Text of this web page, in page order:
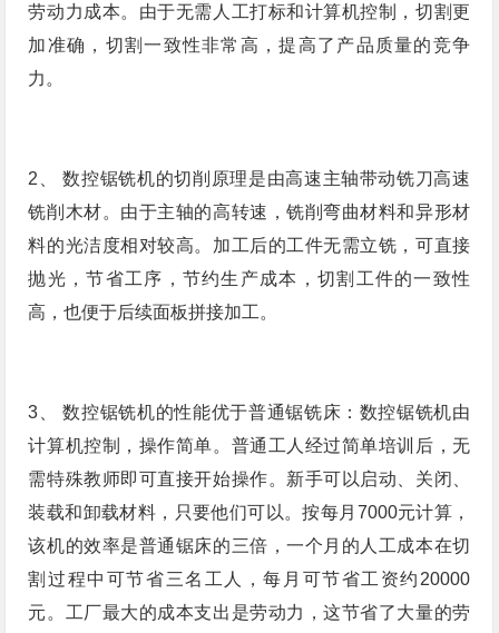
劳动力成本。由于无需人工打标和计算机控制，切割更
加准确，切割一致性非常高，提高了产品质量的竞争
力。
2、 数控锯铣机的切削原理是由高速主轴带动铣刀高速
铣削木材。由于主轴的高转速，铣削弯曲材料和异形材
料的光洁度相对较高。加工后的工件无需立铣，可直接
抛光，节省工序，节约生产成本，切割工件的一致性
高，也便于后续面板拼接加工。
3、 数控锯铣机的性能优于普通锯铣床：数控锯铣机由
计算机控制，操作简单。普通工人经过简单培训后，无
需特殊教师即可直接开始操作。新手可以启动、关闭、
装载和卸载材料，只要他们可以。按每月7000元计算，
该机的效率是普通锯床的三倍，一个月的人工成本在切
割过程中可节省三名工人，每月可节省工资约20000
元。工厂最大的成本支出是劳动力，这节省了大量的劳